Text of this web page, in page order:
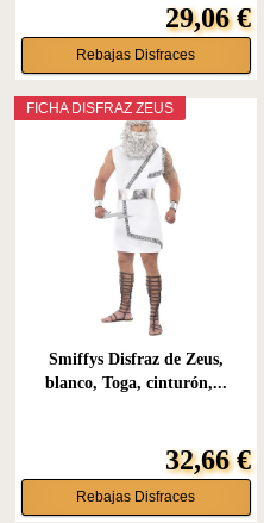
29,06 €
Rebajas Disfraces
FICHA DISFRAZ ZEUS
Smiffys Disfraz de Zeus,
blanco, Toga, cinturón,...
32,66 €
Rebajas Disfraces